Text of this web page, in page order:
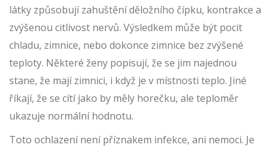
látky způsobují zahuštění děložního čípku, kontrakce a
zvýšenou citlivost nervů. Výsledkem může být pocit
chladu, zimnice, nebo dokonce zimnice bez zvýšené
teploty. Některé ženy popisují, že se jim najednou
stane, že mají zimnici, i když je v místnosti teplo. Jiné
říkají, že se cítí jako by měly horečku, ale teploměr
ukazuje normální hodnotu.
Toto ochlazení není příznakem infekce, ani nemoci. Je